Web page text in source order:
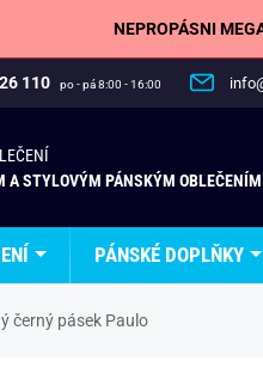
NEPROPÁSNI
110 po - pá 8:00 - 16:00
A STYLOVÝM PÁNSKÝM OBLEČENÍM
PÁNSKÉ DOPLŇKY
černý pásek Paulo